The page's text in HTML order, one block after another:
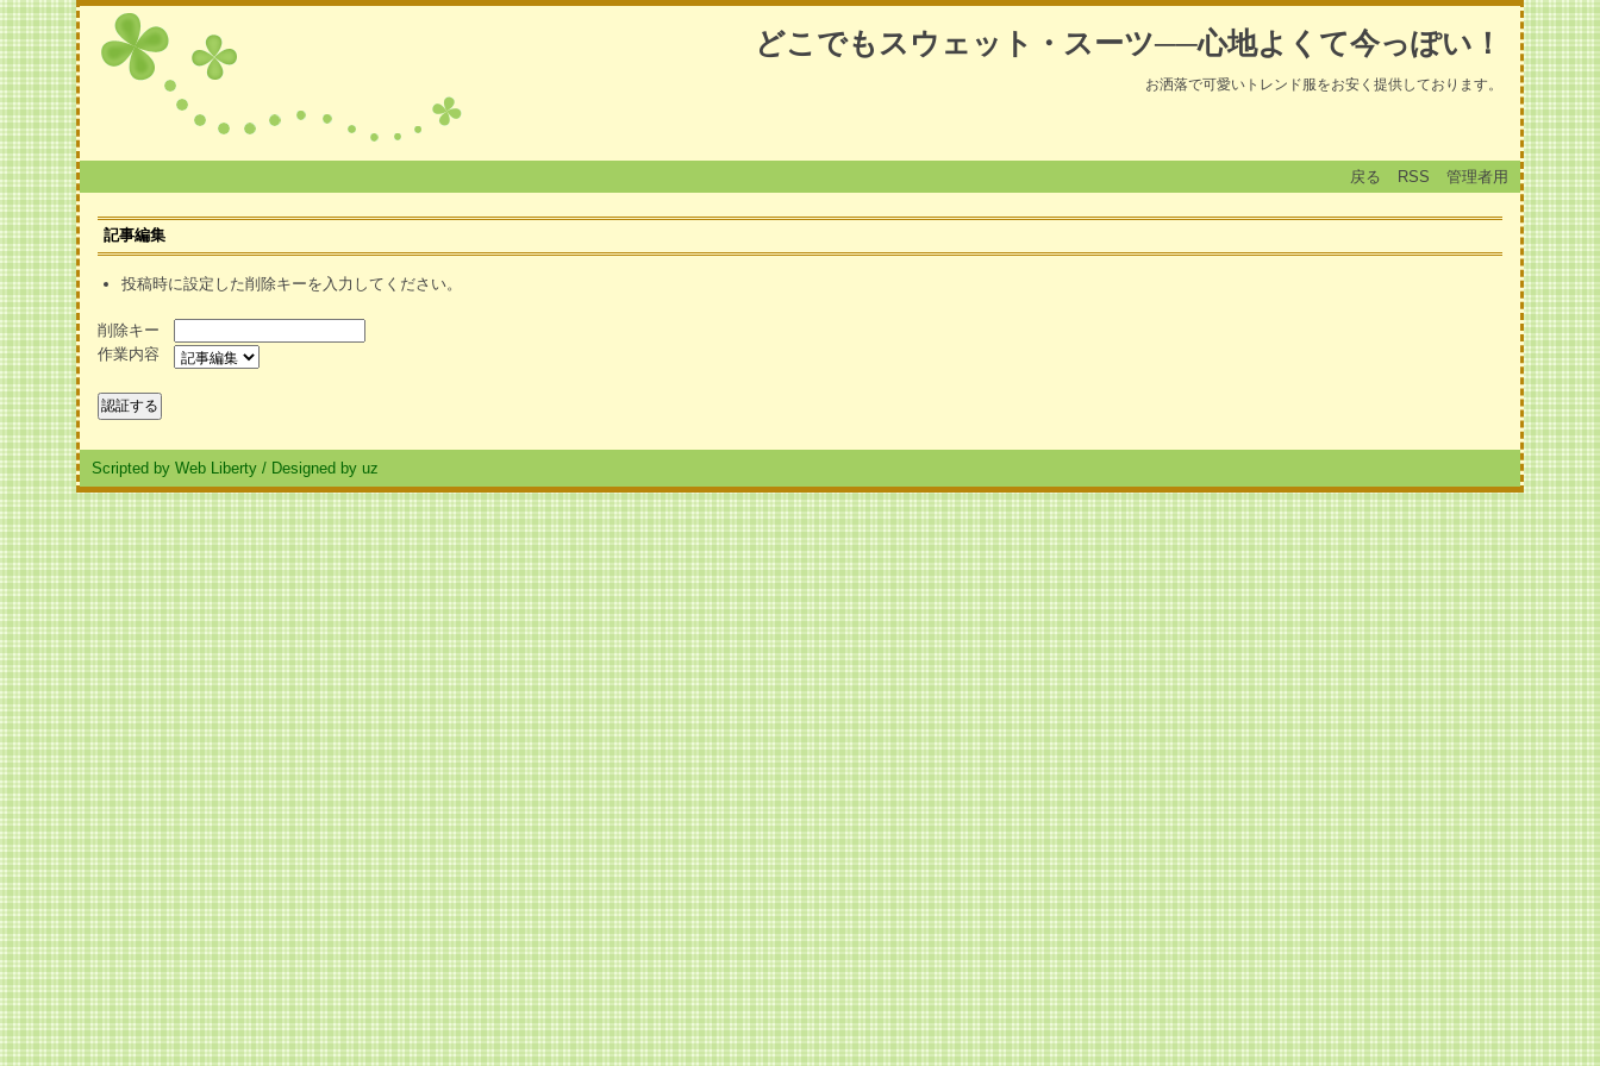
どこでもスウェット・スーツ──心地よくて今っぽい！
お洒落で可愛いトレンド服をお安く提供しております。
戻る RSS 管理者用
記事編集
投稿時に設定した削除キーを入力してください。
削除キー
作業内容
Scripted by Web Liberty / Designed by uz